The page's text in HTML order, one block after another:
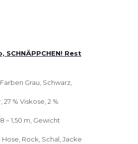
SCHNÄPPCHEN! Rest
Grau, Schwarz,
27 % Viskose, 2 %
– 1,50 m, Gewicht
Hose, Rock, Schal, Jacke